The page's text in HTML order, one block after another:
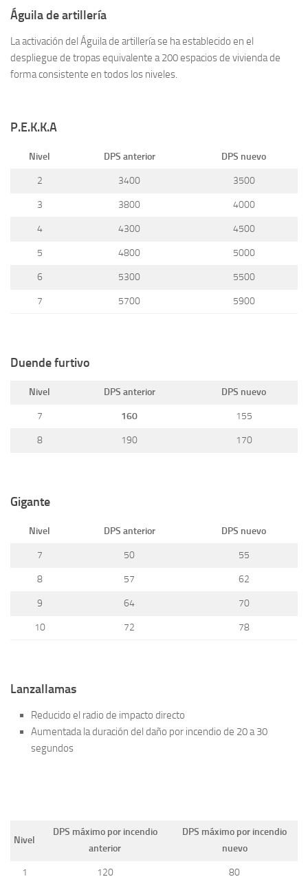
Águila de artillería
La activación del Águila de artillería se ha establecido en el
despliegue de tropas equivalente a 200 espacios de vivienda de
forma consistente en todos los niveles.
P.E.K.K.A
Nivel DPS anterior DPS nuevo
2 3400 3500
3 3800 4000
4 4300 4500
5 4800 5000
6 5300 5500
7 5700 5900
Duende furtivo
Nivel DPS anterior DPS nuevo
7 160 155
8 190 170
Gigante
Nivel DPS anterior DPS nuevo
7 50 55
8 57 62
9 64 70
10 72 78
Lanzallamas
Reducido el radio de impacto directo
Aumentada la duración del daño por incendio de 20 a 30
segundos
Nivel
DPS máximo por incendio
anterior
DPS máximo por incendio
nuevo
1 120 80